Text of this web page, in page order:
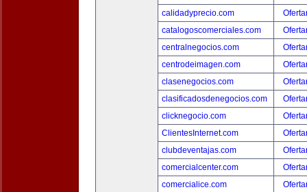
calidadyprecio.com
catalogoscomerciales.com
centralnegocios.com
centrodeimagen.com
clasenegocios.com
clasificadosdenegocios.com
clicknegocio.com
ClientesInternet.com
clubdeventajas.com
comercialcenter.com
comercialice.com